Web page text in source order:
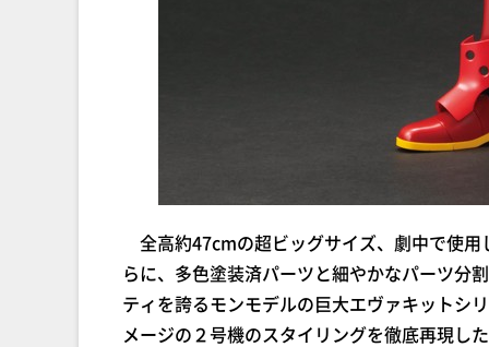
全高約47cmの超ビッグサイズ、劇中で使
らに、多色塗装済パーツと細やかなパーツ
ティを誇るモンモデルの巨大エヴァキットシ
メージの２号機のスタイリングを徹底再現し